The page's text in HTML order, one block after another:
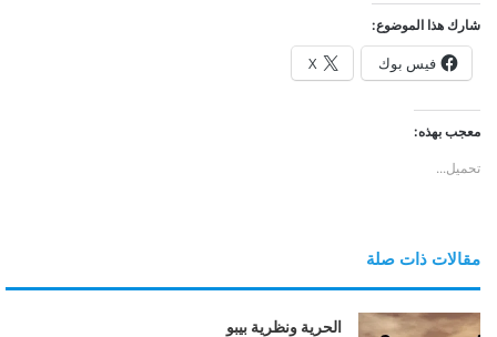
شارك هذا الموضوع:
فيس بوك X
معجب بهذه:
تحميل...
مقالات ذات صلة
الحرية ونظرية بيبو